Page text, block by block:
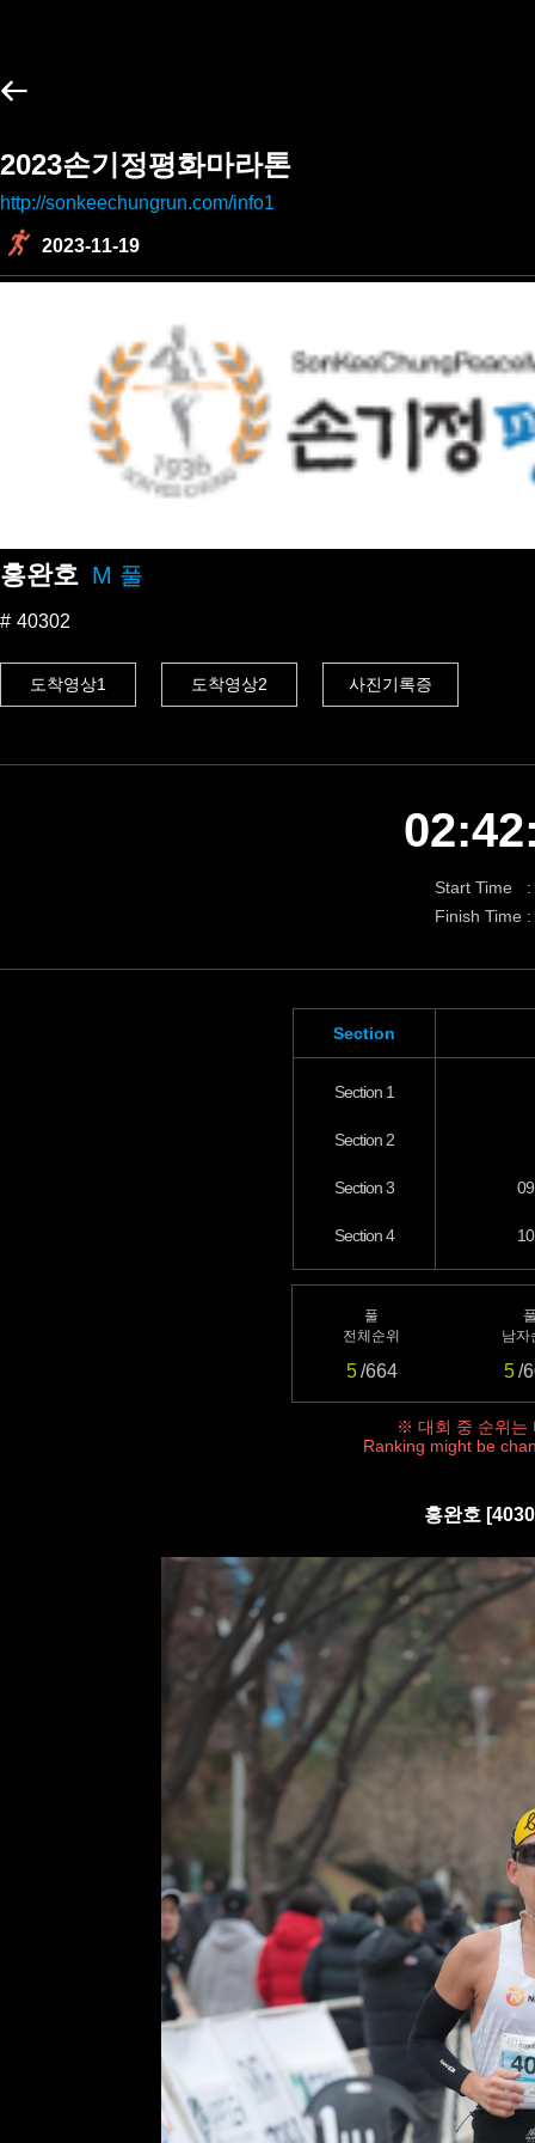
2023손기정평화마라톤
http://sonkeechungrun.com/info1
2023-11-19
홍완호 M 풀
40302
도착영상1 도착영상2 사진기록증
Start Time :
Finish Time
Section
Section 1
Section 2
Section 3
Section 4
풀
전체순위
5/664
남자
5 /
※ 대회 중 순위는
Ranking might be
홍완호